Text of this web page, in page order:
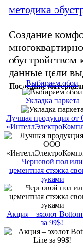
методика
Создание
данные цели
Последние
Выбираем обои
Укладка паркета
Лучшая продукция
Черновой пол или
цементная стяжка
руками
Акция – эхолот
за 99$!